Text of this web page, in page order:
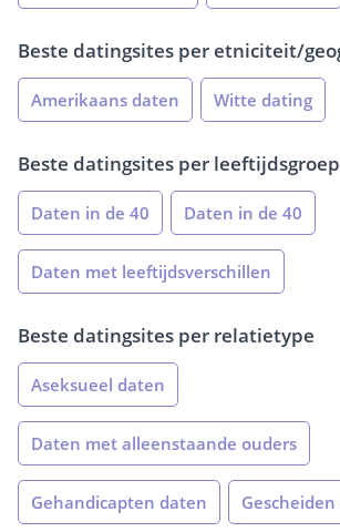
Beste datingsites per etniciteit/
Amerikaans daten Witte dating
Beste datingsites per leeftijdsgroep
Daten in de 40 Daten in de 40
Daten met leeftijdsverschillen
Beste datingsites per relatietype
Aseksueel daten
Daten met alleenstaande ouders
Gehandicapten daten